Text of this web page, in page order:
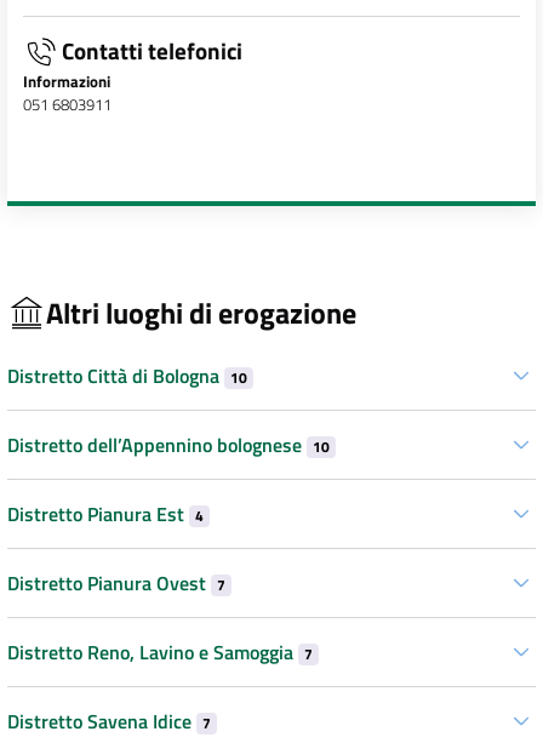
Contatti telefonici
Informazioni
051 6803911
Altri luoghi di erogazione
Distretto Città di Bologna 10
Distretto dell’Appennino bolognese 10
Distretto Pianura Est 4
Distretto Pianura Ovest 7
Distretto Reno, Lavino e Samoggia 7
Distretto Savena Idice 7